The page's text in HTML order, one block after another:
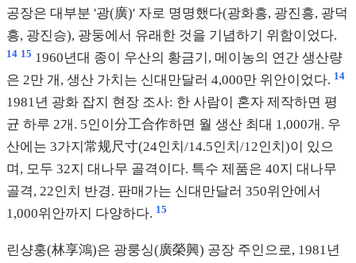
공장은 대부분 '광(廣)' 자로 명명했다(광화흥, 광진흥, 광덕
흥, 광진승), 광둥에서 유래한 것을 기념하기 위함이었다.
14 15 1960년대 종이 우산의 황금기, 메이농의 연간 생산량
은 2만 개, 생산 가치는 신대만달러 4,000만 위안이었다. 14
1981년 광화 잡지 현장 조사: 한 사람이 혼자 제작하면 평
균 하루 2개. 5인이分工合作하면 월 생산 최대 1,000개. 우
산에는 3가지常规尺寸(24인치/14.5인치/12인치)이 있으
며, 모두 32지 대나무 골격이다. 특수 제품은 40지 대나무
골격, 22인치 반경. 판매가는 신대만달러 350위안에서
1,000위안까지 다양하다. 15
린샹훙(林享鴻)은 광룽싱(廣榮興) 공장 주인으로, 1981년